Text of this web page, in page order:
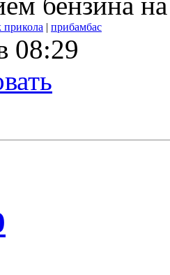
прикола | прибамбас
08:29